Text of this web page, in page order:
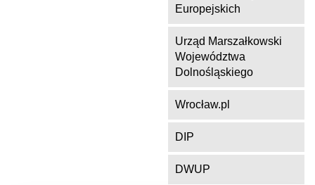
Europejskich
Urząd Marszałkowski
Województwa
Dolnośląskiego
Wrocław.pl
DIP
DWUP